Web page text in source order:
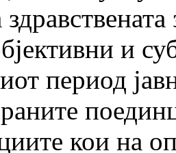
и
период
кои на